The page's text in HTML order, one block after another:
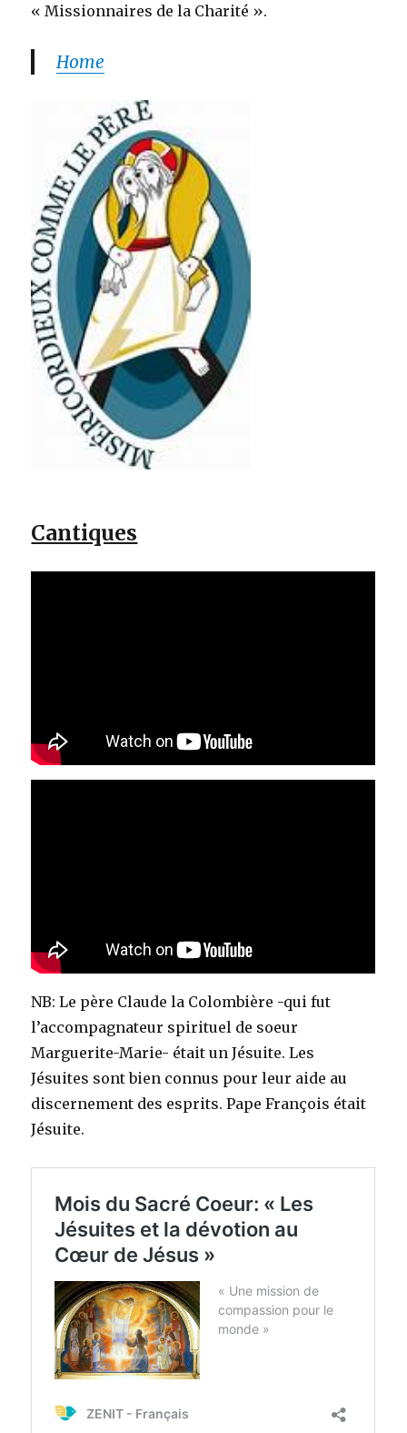
« Missionnaires de la Charité ».
Home
Cantiques
NB: Le père Claude la Colombière -qui fut
l’accompagnateur spirituel de soeur
Marguerite-Marie- était un Jésuite. Les
Jésuites sont bien connus pour leur aide au
discernement des esprits. Pape François était
Jésuite.